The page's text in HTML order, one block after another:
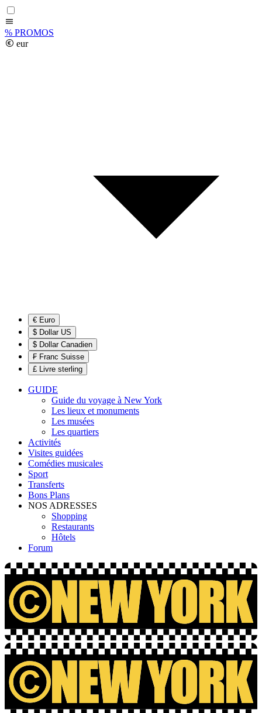
% PROMOS
eur
€ Euro
$ Dollar US
$ Dollar Canadien
₣ Franc Suisse
£ Livre sterling
GUIDE
Guide du voyage à New York
Les lieux et monuments
Les musées
Les quartiers
Activités
Visites guidées
Comédies musicales
Sport
Transferts
Bons Plans
NOS ADRESSES
Shopping
Restaurants
Hôtels
Forum